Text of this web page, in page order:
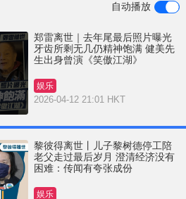
自动播放
郑雷离世｜去年尾最后照片曝光
牙齿所剩无几仍精神饱满 健美先
生出身曾演《笑傲江湖》
娱乐
2026-04-12 21:01 HKT
黎彼得离世丨儿子黎树德停工陪
老父走过最后岁月 澄清经济没有
困难：传闻有夸张成份
娱乐